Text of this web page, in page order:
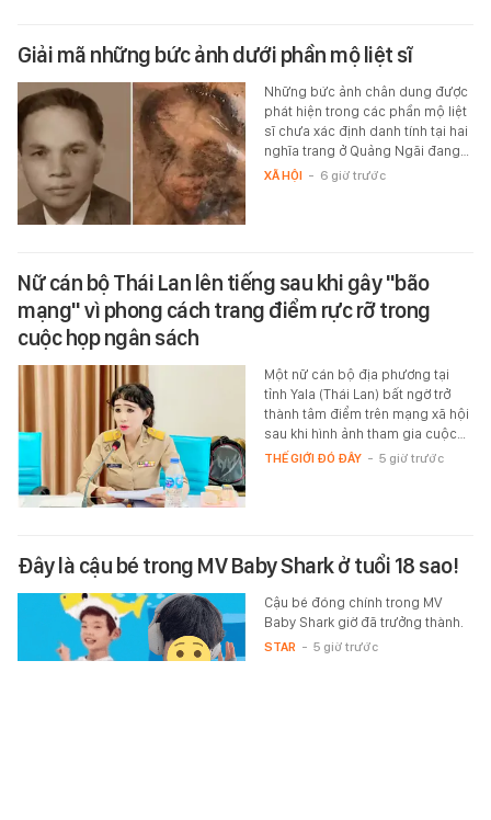
Giải mã những bức ảnh dưới phần mộ liệt sĩ
Những bức ảnh chân dung được
phát hiện trong các phần mộ liệt
sĩ chưa xác định danh tính tại hai
nghĩa trang ở Quảng Ngãi đang…
XÃ HỘI - 6 giờ trước
Nữ cán bộ Thái Lan lên tiếng sau khi gây "bão
mạng" vì phong cách trang điểm rực rỡ trong
cuộc họp ngân sách
Một nữ cán bộ địa phương tại
tỉnh Yala (Thái Lan) bất ngờ trở
thành tâm điểm trên mạng xã hội
sau khi hình ảnh tham gia cuộc…
THẾ GIỚI ĐÓ ĐÂY - 5 giờ trước
Đây là cậu bé trong MV Baby Shark ở tuổi 18 sao!
Cậu bé đóng chính trong MV
Baby Shark giờ đã trưởng thành.
STAR - 5 giờ trước